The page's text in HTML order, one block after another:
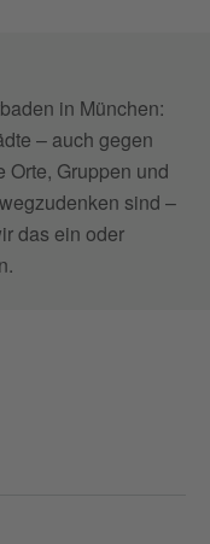
in München:
– auch gegen
Gruppen und
sind –
das ein oder